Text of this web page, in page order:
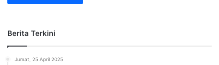
Berita Terkini
Jumat, 25 April 2025